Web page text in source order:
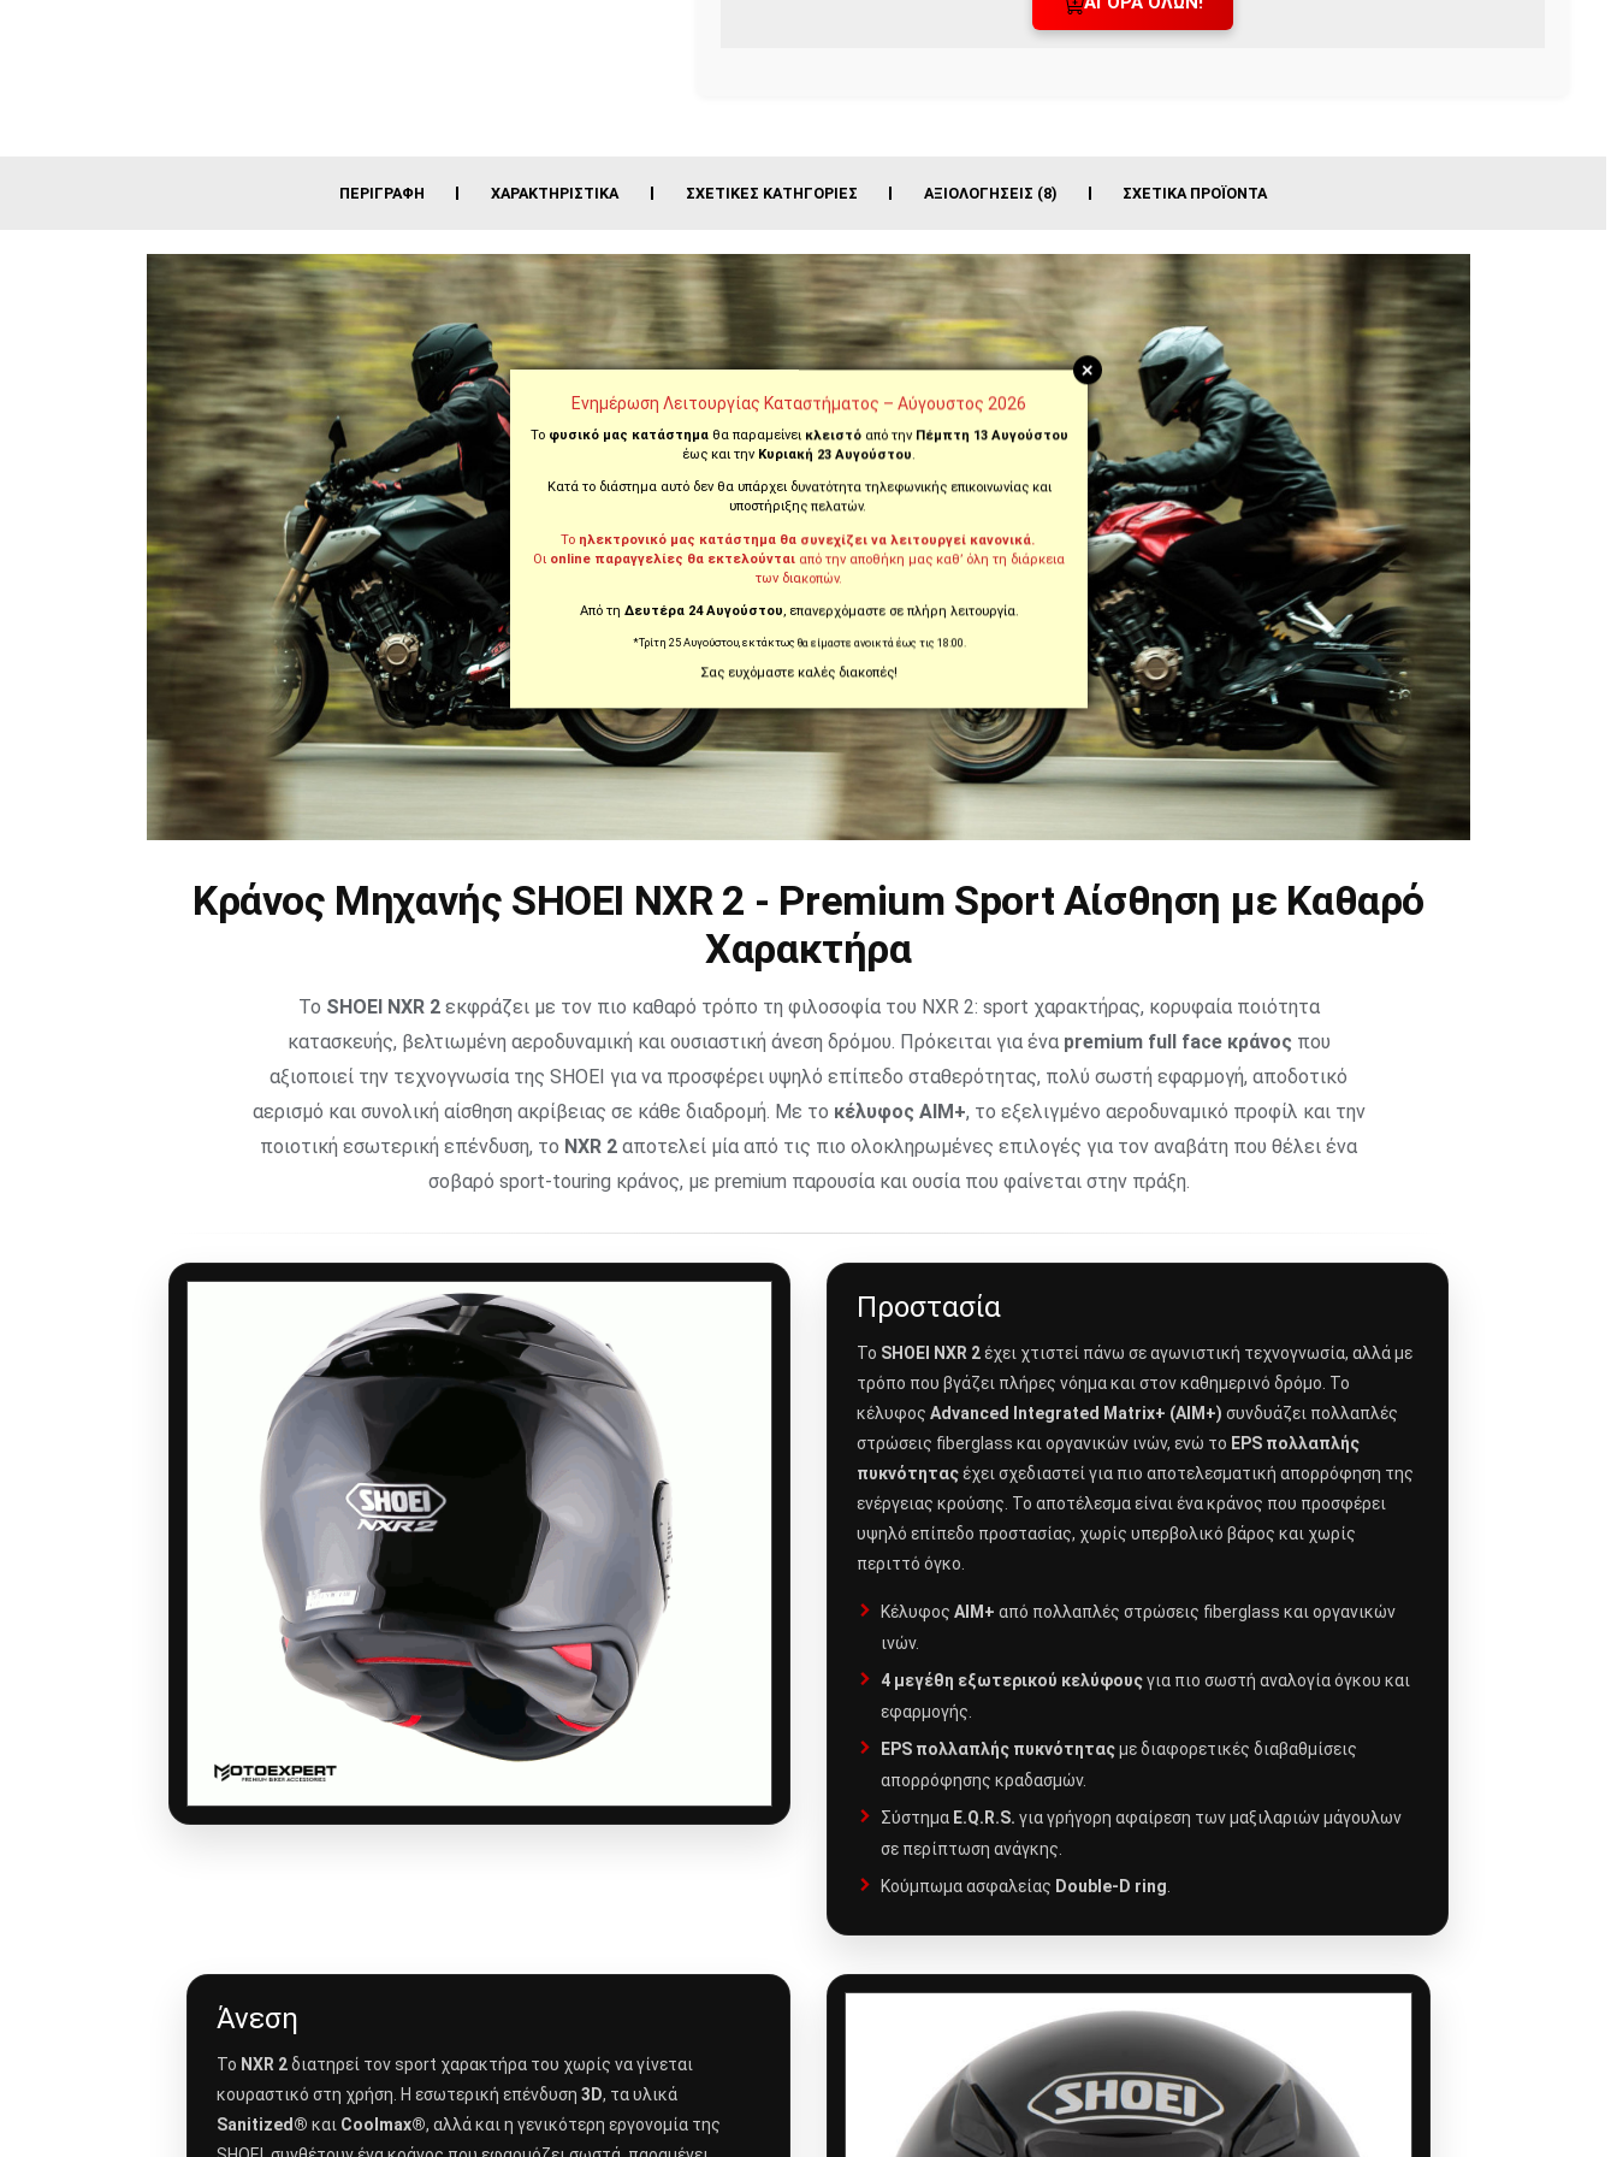
ΠΕΡΙΓΡΑΦΉ ΧΑΡΑΚΤΗΡΙΣΤΙΚΆ ΣΧΕΤΙΚΈΣ ΚΑΤΗΓΟΡΊΕΣ ΑΞΙΟΛΟΓΉΣΕΙΣ (8) ΣΧΕΤΙΚΆ ΠΡΟΪΌΝΤΑ
Κράνος Μηχανής SHOEI NXR 2 - Premium Sport Αίσθηση με Καθαρό
Χαρακτήρα
Το SHOEI NXR 2εκφράζει με τον πιο καθαρό τρόπο τη φιλοσοφία του NXR 2: sport χαρακτήρας, κορυφαία ποιότητα
κατασκευής, βελτιωμένη αεροδυναμική και ουσιαστική άνεση δρόμου. Πρόκειται για ένα premium full face κράνος που
αξιοποιεί την τεχνογνωσία της SHOEI για να προσφέρει υψηλό επίπεδο σταθερότητας, πολύ σωστή εφαρμογή, αποδοτικό
αερισμό και συνολική αίσθηση ακρίβειας σε κάθε διαδρομή. Με το κέλυφος AIM+, το εξελιγμένο αεροδυναμικό προφίλ και την
ποιοτική εσωτερική επένδυση, το NXR 2 αποτελεί μία από τις πιο ολοκληρωμένες επιλογές για τον αναβάτη που θέλει ένα
σοβαρό sport-touring κράνος, με premium παρουσία και ουσία που φαίνεται στην πράξη.
Προστασία
Το SHOEI NXR 2έχει χτιστεί πάνω σε αγωνιστική τεχνογνωσία, αλλά με
τρόπο που βγάζει πλήρες νόημα και στον καθημερινό δρόμο. Το
κέλυφος Advanced Integrated Matrix+ (AIM+) συνδυάζει πολλαπλές
στρώσεις fiberglass και οργανικών ινών, ενώ το EPS πολλαπλής
πυκνότηταςέχει σχεδιαστεί για πιο αποτελεσματική απορρόφηση της
ενέργειας κρούσης. Το αποτέλεσμα είναι ένα κράνος που προσφέρει
υψηλό επίπεδο προστασίας, χωρίς υπερβολικό βάρος και χωρίς
περιττό όγκο.
Κέλυφος AIM+ από πολλαπλές στρώσεις fiberglass και οργανικών
ινών.
4 μεγέθη εξωτερικού κελύφουςγια πιο σωστή αναλογία όγκου και
εφαρμογής.
EPS πολλαπλής πυκνότηταςμε διαφορετικές διαβαθμίσεις
απορρόφησης κραδασμών.
Σύστημα E.Q.R.S. για γρήγορη αφαίρεση των μαξιλαριών μάγουλων
σε περίπτωση ανάγκης.
Κούμπωμα ασφαλείας Double-D ring
Άνεση
Το NXR 2διατηρεί τον sport χαρακτήρα του χωρίς να γίνεται
κουραστικό στη χρήση. Η εσωτερική επένδυση 3D, τα υλικά
Sanitized® και Coolmax®, αλλά και η γενικότερη εργονομία της
+
Ενημέρωση Λειτουργίας Καταστήματος – Αύγουστος 2026
Το φυσικό μας κατάστημαθα παραμείνει κλειστό από τηνΠέμπτη 13 Αυγούστου
έως και την Κυριακή 23 Αυγούστου.
Κατά το διάστημα αυτό δεν θα υπάρχει δυνατότητα τηλεφωνικής επικοινωνίας και
υποστήριξης πελατών.
Το ηλεκτρονικό μας κατάστημα θα συνεχίζει να λειτουργεί κανονικά.
Οι online παραγγελίες θα εκτελούνται από την αποθήκη μας καθ’ όλη τη διάρκεια
των διακοπών.
Από τη Δευτέρα 24 Αυγούστου, επανερχόμαστε σε πλήρη λειτουργία.
*Τρίτη 25 Αυγούστου, εκτάκτως θα είμαστε ανοικτά έως τις 18:00.
Σας ευχόμαστε καλές διακοπές!